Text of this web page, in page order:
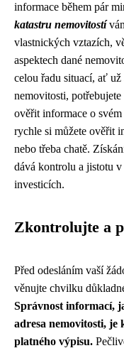
informace během pár
katastru nemovitostí
vlastnických vztazích,
aspektech dané
celou řadu situací, ať
nemovitosti,
ověřit informace o
rychle si můžete ověřit
nebo třeba chatě.
dává kontrolu a jistotu
investicích.
Zkontrolujte a
Před odesláním vaší
věnujte chvilku
Správnost informací,
adresa nemovitosti, je
platného výpisu.